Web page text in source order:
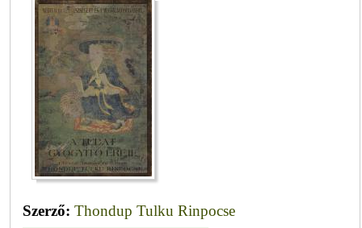
Szerző: Thondup Tulku Rinpocse